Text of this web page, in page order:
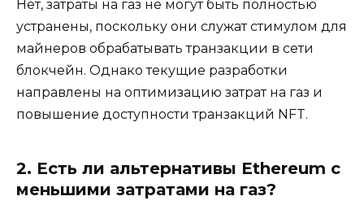
Нет, затраты на газ не могут быть полностью
устранены, поскольку они служат стимулом для
майнеров обрабатывать транзакции в сети
блокчейн. Однако текущие разработки
направлены на оптимизацию затрат на газ и
повышение доступности транзакций NFT.
2. Есть ли альтернативы Ethereum с
меньшими затратами на газ?